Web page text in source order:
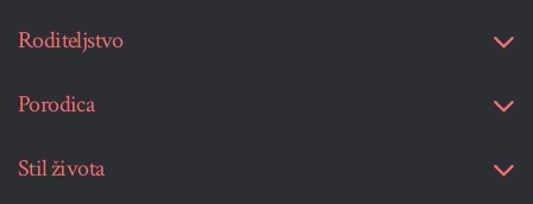
Roditeljstvo
Porodica
Stil života